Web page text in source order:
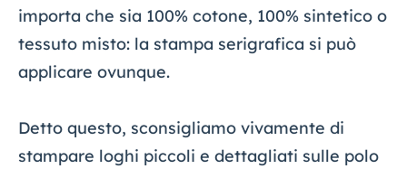
importa che sia 100% cotone, 100% sintetico o
tessuto misto: la stampa serigrafica si può
applicare ovunque.
Detto questo, sconsigliamo vivamente di
stampare loghi piccoli e dettagliati sulle polo